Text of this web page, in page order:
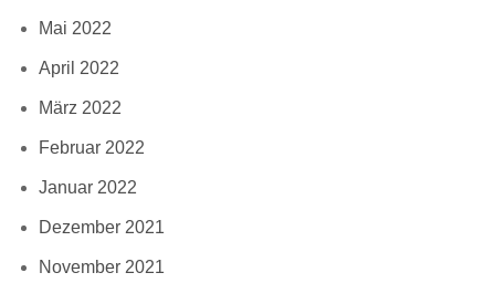
Mai 2022
April 2022
März 2022
Februar 2022
Januar 2022
Dezember 2021
November 2021